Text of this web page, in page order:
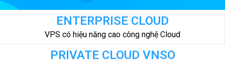
ENTERPRISE CLOUD
VPS có hiệu năng cao công nghệ Cloud
PRIVATE CLOUD VNSO